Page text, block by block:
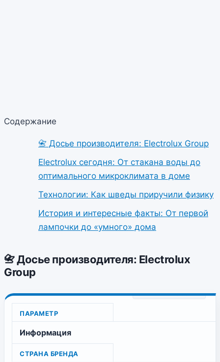
Содержание
📇 Досье производителя: Electrolux Group
Electrolux сегодня: От стакана воды до
оптимального микроклимата в доме
Технологии: Как шведы приручили физику
История и интересные факты: От первой
лампочки до «умного» дома
📇 Досье производителя: Electrolux
Group
ПАРАМЕТР
Информация
СТРАНА БРЕНДА